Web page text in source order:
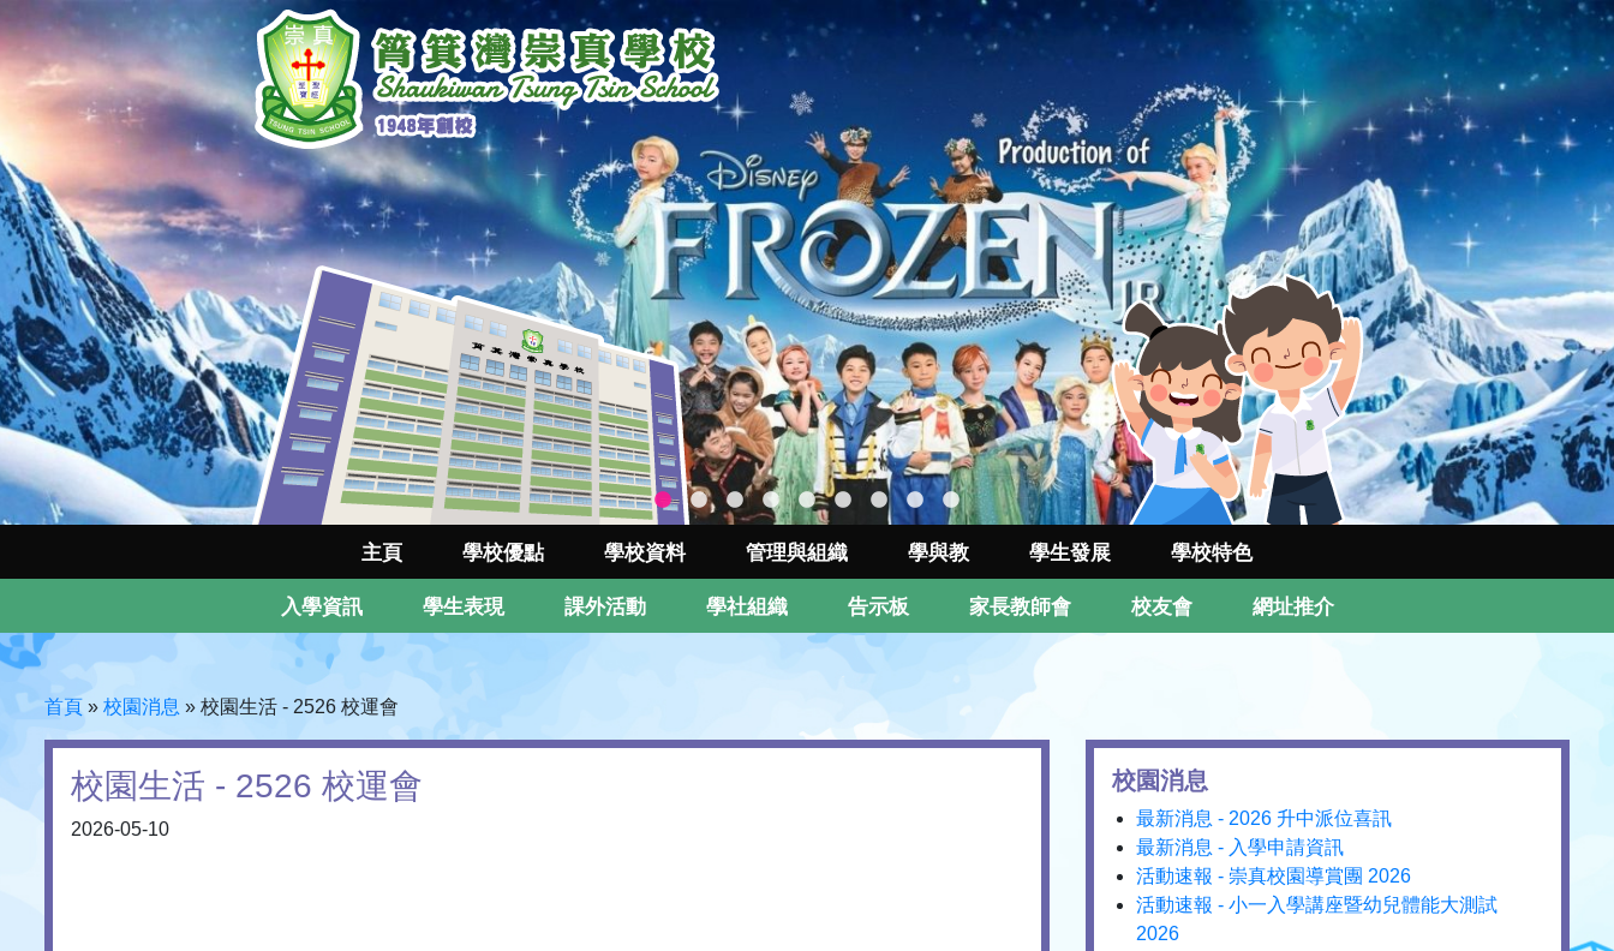
主頁 學校優點 學校資料 管理與組織 學與教 學生發展 學校特色
入學資訊 學生表現 課外活動 學社組織 告示板 家長教師會 校友會 網址推介
首頁 » 校園消息 » 校園生活 - 2526 校運會
校園生活 - 2526 校運會
2026-05-10
校園消息
最新消息 - 2026 升中派位喜訊
最新消息 - 入學申請資訊
活動速報 - 崇真校園導賞團 2026
活動速報 - 小一入學講座暨幼兒體能大測試
2026